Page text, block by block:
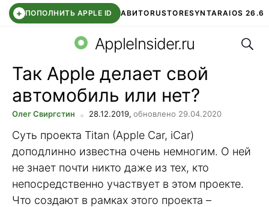
+ ПОПОЛНИТЬ APPLE ID АВИТОRUSTORESYNTARAIOS 26.6
СБЕР КИДС ЧАТ ROBLOXВТБ ОНЛАЙН
AppleInsider.ru
Так Apple делает свой
автомобиль или нет?
Олег Свиргстин 28.12.2019, обновлено 29.04.2020
Суть проекта Titan (Apple Car, iCar)
доподлинно известна очень немногим. О ней
не знает почти никто даже из тех, кто
непосредственно участвует в этом проекте.
Что создают в рамках этого проекта –